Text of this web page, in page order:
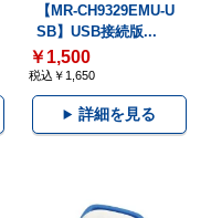
【MR-CH9329EMU-U
SB】USB接続版...
￥1,500
税込￥1,650
詳細を見る